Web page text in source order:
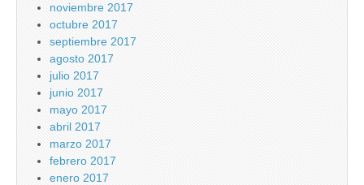
noviembre 2017
octubre 2017
septiembre 2017
agosto 2017
julio 2017
junio 2017
mayo 2017
abril 2017
marzo 2017
febrero 2017
enero 2017